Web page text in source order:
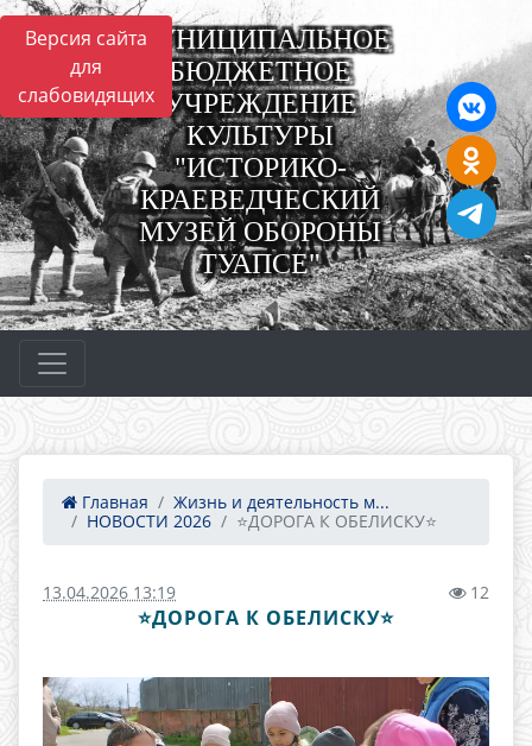
Версия сайта
для
слабовидящих
МУНИЦИПАЛЬНОЕ
БЮДЖЕТНОЕ
УЧРЕЖДЕНИЕ
КУЛЬТУРЫ
"ИСТОРИКО-
КРАЕВЕДЧЕСКИЙ
МУЗЕЙ ОБОРОНЫ
ТУАПСЕ"
Главная
Жизнь и деятельность м...
НОВОСТИ 2026
⭐ДОРОГА К ОБЕЛИСКУ⭐
13.04.2026 13:19 12
⭐ДОРОГА К ОБЕЛИСКУ⭐